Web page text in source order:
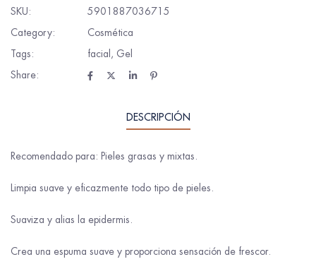
SKU:
5901887036715
Category:
Cosmética
Tags:
facial , Gel
Share:
DESCRIPCIÓN
Recomendado para: Pieles grasas y mixtas.
Limpia suave y eficazmente todo tipo de pieles.
Suaviza y alias la epidermis.
Crea una espuma suave y proporciona sensación de frescor.